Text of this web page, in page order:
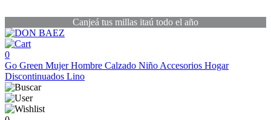
Canjeá tus millas itaú todo el año
0
Go Green MujerHombre Calzado Niño Accesorios Hogar
Discontinuados Lino